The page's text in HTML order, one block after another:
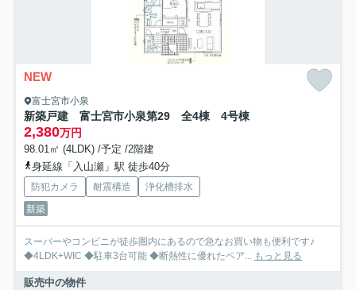
NEW
富士宮市小泉
新築戸建 富士宮市小泉第29 全4棟 4号棟
2,380万円
98.01㎡ (4LDK) /予定 /2階建
身延線「入山瀬」駅 徒歩40分
防犯カメラ 耐震構造
浄化槽排水
新築
スーパーやコンビニが徒歩圏内にあるので急なお買い物も便利です♪
◆4LDK+WIC ◆駐車3台可能 ◆断熱性に優れたペア... もっと見る
販売中の物件